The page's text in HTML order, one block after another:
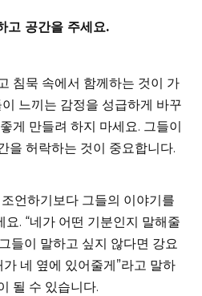
고 공간을 주세요.
침묵 속에서 함께하는 것이 가
느끼는 감정을 성급하게 바꾸
게 만들려 하지 마세요. 그들이
을 허락하는 것이 중요합니다.
조언하기보다 그들의 이야기를
. “네가 어떤 기분인지 말해줄
들이 말하고 싶지 않다면 강요
네 옆에 있어줄게”라고 말하
될 수 있습니다.